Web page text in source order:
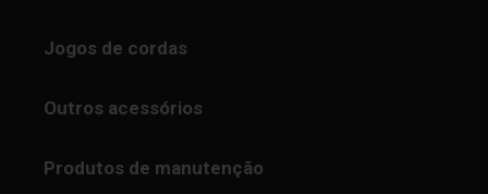
Jogos de cordas
Outros acessórios
Produtos de manutenção